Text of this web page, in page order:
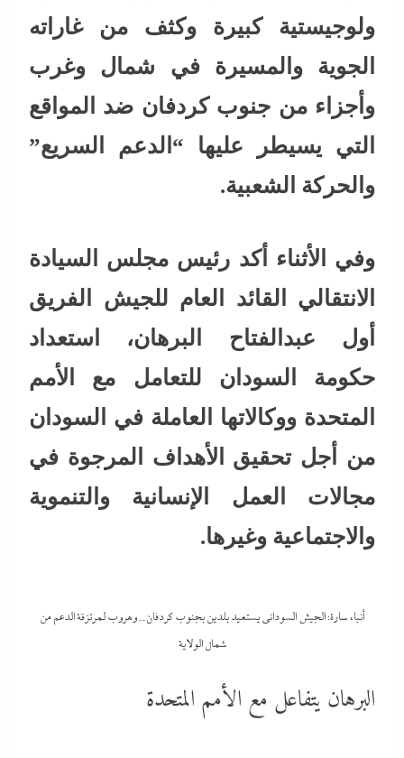
ولوجيستية كبيرة وكثف من غاراته
الجوية والمسيرة في شمال وغرب
وأجزاء من جنوب كردفان ضد المواقع
التي يسيطر عليها “الدعم السريع”
والحركة الشعبية.
وفي الأثناء أكد رئيس مجلس السيادة
الانتقالي القائد العام للجيش الفريق
أول عبدالفتاح البرهان، استعداد
حكومة السودان للتعامل مع الأمم
المتحدة ووكالاتها العاملة في السودان
من أجل تحقيق الأهداف المرجوة في
مجالات العمل الإنسانية والتنموية
والاجتماعية وغيرها.
أنباء سارة: الجيش السوداني يستعيد بلدين بجنوب كردفان.. وهروب لمرتزقة الدعم من
شمال الولاية
البرهان يتفاعل مع الأمم المتحدة